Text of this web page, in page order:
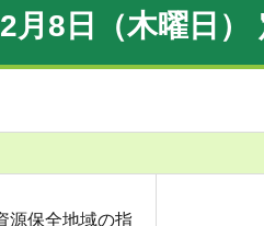
8日（木曜日）
源保全地域の指